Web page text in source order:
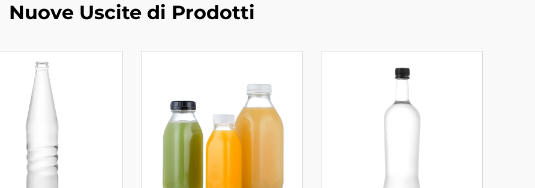
Nuove Uscite di Prodotti